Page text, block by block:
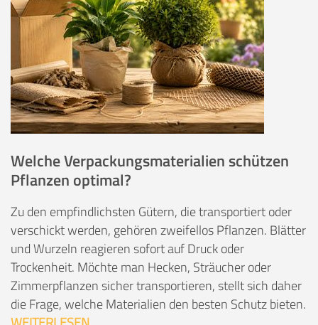
Welche Verpackungsmaterialien schützen
Pflanzen optimal?
Zu den empfindlichsten Gütern, die transportiert oder
verschickt werden, gehören zweifellos Pflanzen. Blätter
und Wurzeln reagieren sofort auf Druck oder
Trockenheit. Möchte man Hecken, Sträucher oder
Zimmerpflanzen sicher transportieren, stellt sich daher
die Frage, welche Materialien den besten Schutz bieten.